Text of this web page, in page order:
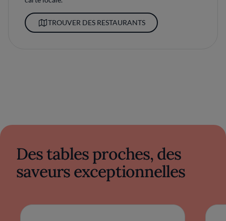
TROUVER DES RESTAURANTS
Des tables proches, des
saveurs exceptionnelles